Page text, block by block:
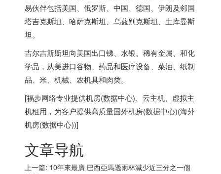
易伙伴包括美国、俄罗斯、中国、德国、伊朗及邻国
塔吉克斯坦、哈萨克斯坦、乌兹别克斯坦、土库曼斯
坦。
吉尔吉斯斯坦向美国出口锑、水银、稀有金属、和化
学品，从美进口谷物、药品和医疗设备、菜油、纸制
品、米、机械、农机具和肉类。
[福步网络专业提供机房(数据中心) 云主机
虚拟主
机租用，为客户提供高质量国外机房(数据中心)(海外
机房(数据中心))]
文章导航
上一篇: 10年來最廣 巴西亞馬遜雨林減少近三分之一個